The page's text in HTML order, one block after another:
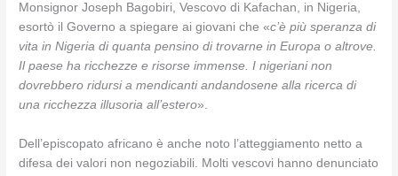
Monsignor Joseph Bagobiri, Vescovo di Kafachan, in Nigeria,
esortò il Governo a spiegare ai giovani che «c’è più speranza di
vita in Nigeria di quanta pensino di trovarne in Europa o altrove.
Il paese ha ricchezze e risorse immense. I nigeriani non
dovrebbero ridursi a mendicanti andandosene alla ricerca di
una ricchezza illusoria all’estero».
Dell’episcopato africano è anche noto l’atteggiamento netto a
difesa dei valori non negoziabili. Molti vescovi hanno denunciato